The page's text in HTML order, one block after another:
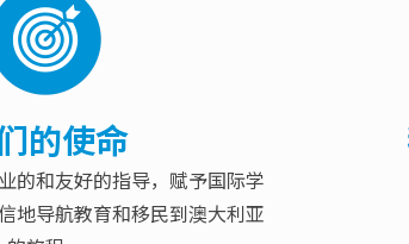
的使命
的和友好的指导，赋予国际学
地导航教育和移民到澳大利亚